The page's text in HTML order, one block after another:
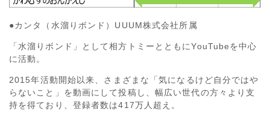
●カンタ（水溜りボンド）UUUM株式会社所属
「⽔溜りボンド」として相⽅トミーとともにYouTubeを中⼼
に活動。
2015年活動開始以来、さまざまな「気になるけど⾃分ではや
らないこと」を動画にして投稿し、幅広い世代の⽅々より⽀
持を得ており、登録者数は417万⼈超え。